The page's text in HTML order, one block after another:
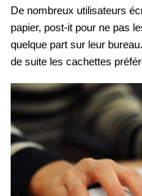
De nombreux utilisateurs
papier, post-it pour ne pas
quelque part sur leur
de suite les cachettes